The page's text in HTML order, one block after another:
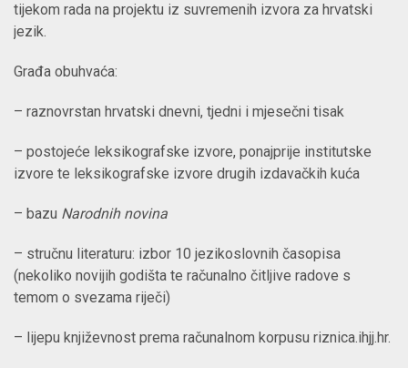
tijekom rada na projektu iz suvremenih izvora za hrvatski
jezik.
Građa obuhvaća:
– raznovrstan hrvatski dnevni, tjedni i mjesečni tisak
– postojeće leksikografske izvore, ponajprije institutske
izvore te leksikografske izvore drugih izdavačkih kuća
– bazu Narodnih novina
– stručnu literaturu: izbor 10 jezikoslovnih časopisa
(nekoliko novijih godišta te računalno čitljive radove s
temom o svezama riječi)
– lijepu književnost prema računalnom korpusu riznica.ihjj.hr.